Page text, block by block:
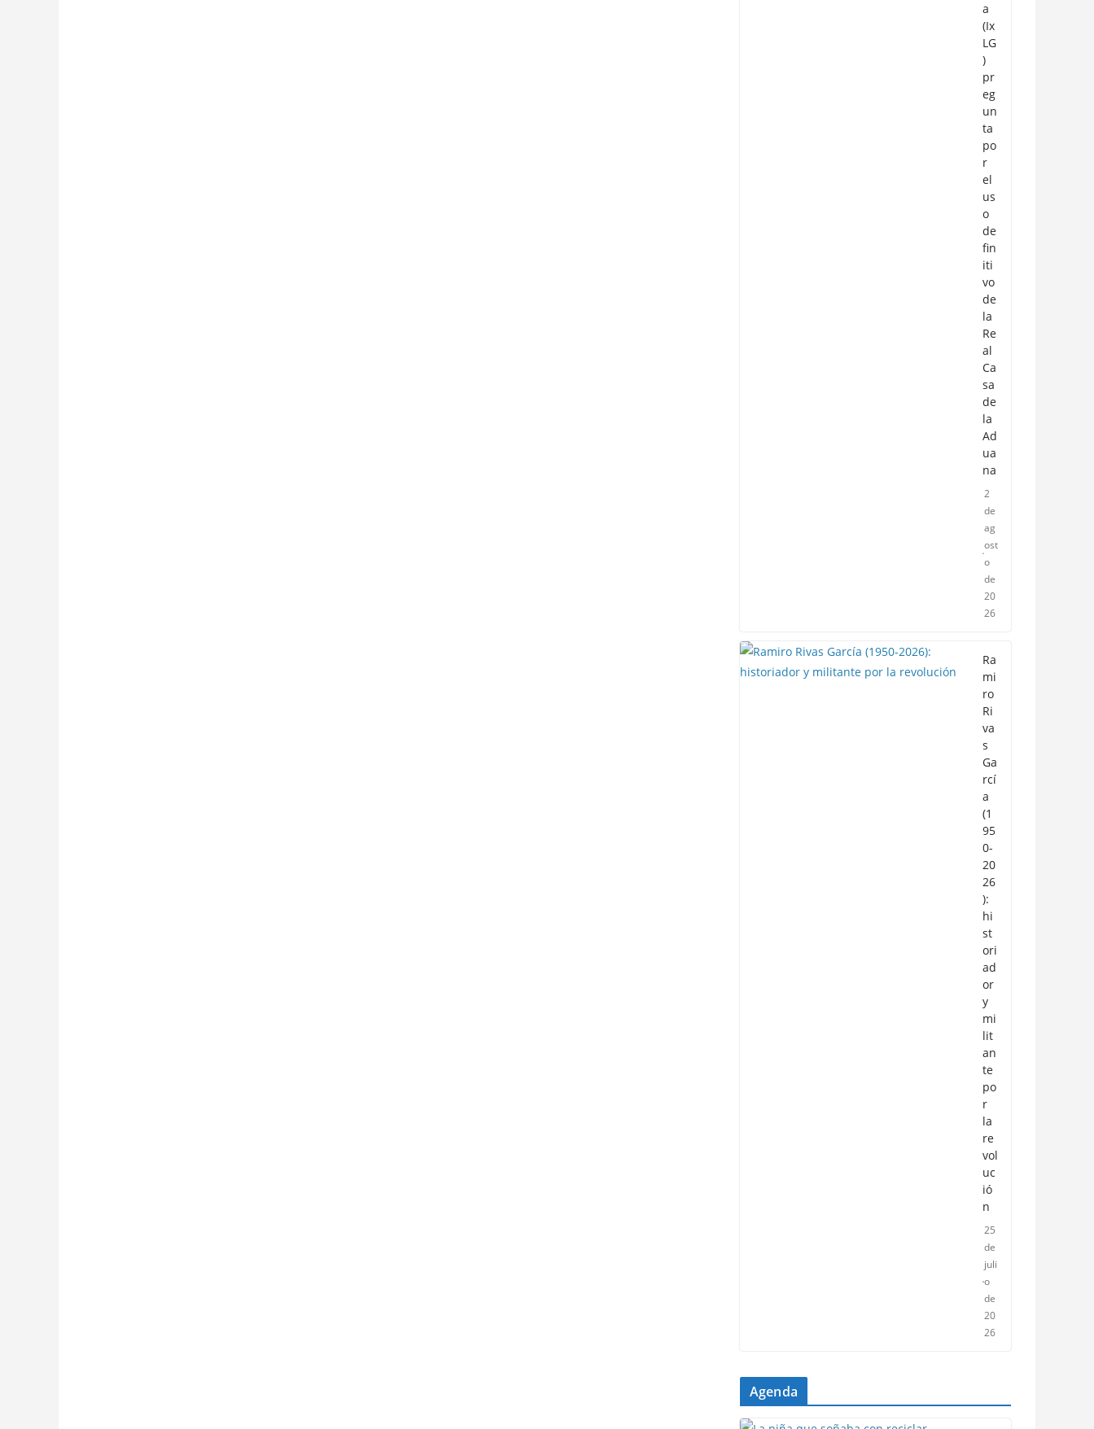
a
(Ix
LG
)
pr
eg
un
ta
po
r
el
us
o
de
fin
iti
vo
de
la
Re
al
Ca
sa
de
la
Ad
ua
na
2
de
ag
ost
o
de
20
26
Ra
mi
ro
Ri
va
s
Ga
rcí
a
(1
95
0-
20
26
):
hi
st
ori
ad
or
y
mi
lit
an
te
po
r
la
re
vol
uc
ió
n
25
de
juli
o
de
20
26
Agenda